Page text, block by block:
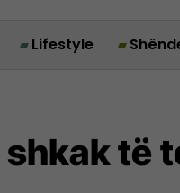
Lifestyle
të